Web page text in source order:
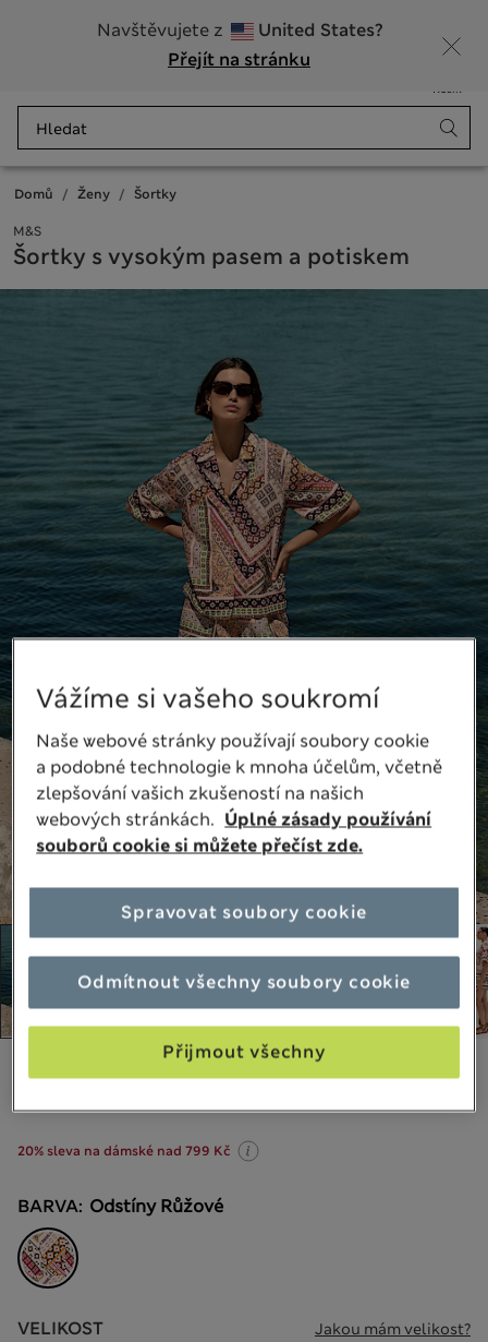
Navštěvujete z
United States?
Přejít na stránku
Košík
Domů Ženy Šortky
M&S
Šortky s vysokým pasem a potiskem
Všechny ceny jsou včetně daní a poplatků
20% sleva na dámské nad 799 Kč
BARVA: Odstíny Růžové
VELIKOST Jakou mám velikost?
Vážíme si vašeho soukromí
Naše webové stránky používají soubory cookie
a podobné technologie k mnoha účelům, včetně
zlepšování vašich zkušeností na našich
webových stránkách. Úplné zásady používání
souborů cookie si můžete přečíst zde.
Odmítnout všechny soubory cookie
Přijmout všechny
Spravovat soubory cookie